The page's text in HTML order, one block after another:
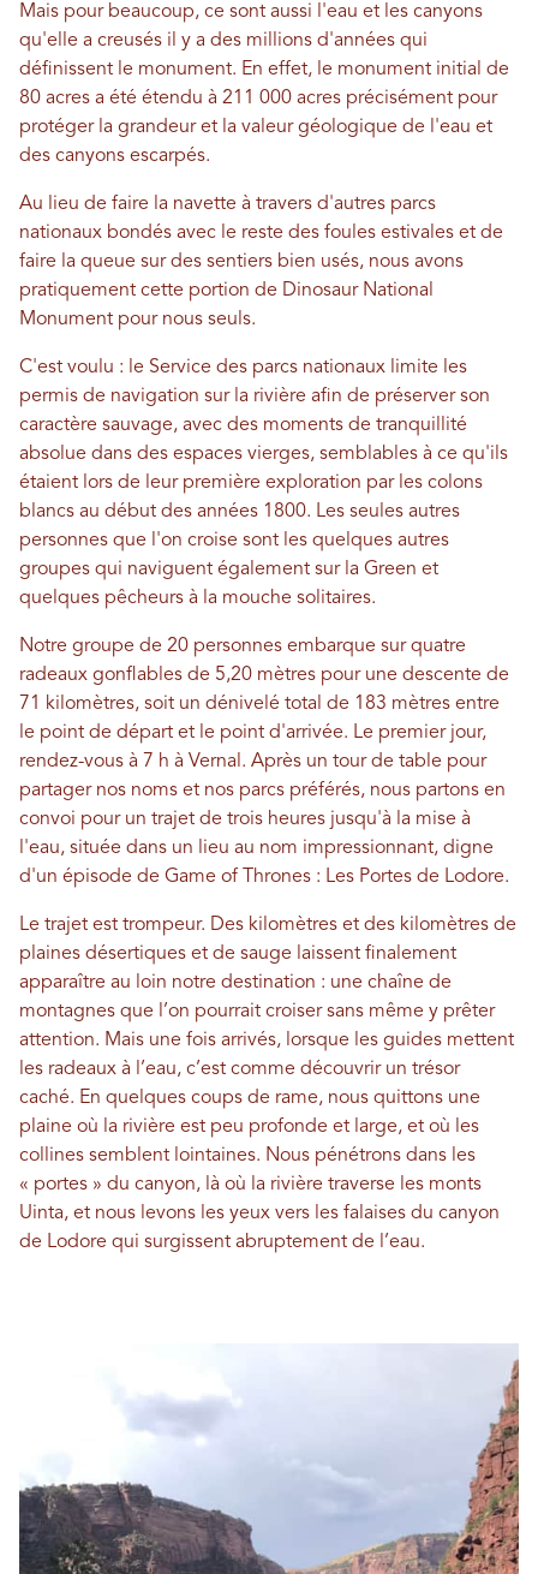
Mais pour beaucoup, ce sont aussi l'eau et les canyons
qu'elle a creusés il y a des millions d'années qui
définissent le monument. En effet, le monument initial de
80 acres a été étendu à 211 000 acres précisément pour
protéger la grandeur et la valeur géologique de l'eau et
des canyons escarpés.
Au lieu de faire la navette à travers d'autres parcs
nationaux bondés avec le reste des foules estivales et de
faire la queue sur des sentiers bien usés, nous avons
pratiquement cette portion de Dinosaur National
Monument pour nous seuls.
C'est voulu : le Service des parcs nationaux limite les
permis de navigation sur la rivière afin de préserver son
caractère sauvage, avec des moments de tranquillité
absolue dans des espaces vierges, semblables à ce qu'ils
étaient lors de leur première exploration par les colons
blancs au début des années 1800. Les seules autres
personnes que l'on croise sont les quelques autres
groupes qui naviguent également sur la Green et
quelques pêcheurs à la mouche solitaires.
Notre groupe de 20 personnes embarque sur quatre
radeaux gonflables de 5,20 mètres pour une descente de
71 kilomètres, soit un dénivelé total de 183 mètres entre
le point de départ et le point d'arrivée. Le premier jour,
rendez-vous à 7 h à Vernal. Après un tour de table pour
partager nos noms et nos parcs préférés, nous partons en
convoi pour un trajet de trois heures jusqu'à la mise à
l'eau, située dans un lieu au nom impressionnant, digne
d'un épisode de Game of Thrones : Les Portes de Lodore.
Le trajet est trompeur. Des kilomètres et des kilomètres de
plaines désertiques et de sauge laissent finalement
apparaître au loin notre destination : une chaîne de
montagnes que l’on pourrait croiser sans même y prêter
attention. Mais une fois arrivés, lorsque les guides mettent
les radeaux à l’eau, c’est comme découvrir un trésor
caché. En quelques coups de rame, nous quittons une
plaine où la rivière est peu profonde et large, et où les
collines semblent lointaines. Nous pénétrons dans les
« portes » du canyon, là où la rivière traverse les monts
Uinta, et nous levons les yeux vers les falaises du canyon
de Lodore qui surgissent abruptement de l’eau.